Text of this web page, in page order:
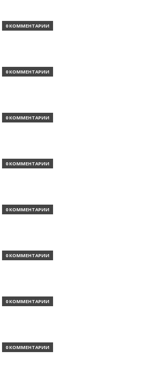
0 КОММЕНТАРИИ
0 КОММЕНТАРИИ
0 КОММЕНТАРИИ
0 КОММЕНТАРИИ
0 КОММЕНТАРИИ
0 КОММЕНТАРИИ
0 КОММЕНТАРИИ
0 КОММЕНТАРИИ